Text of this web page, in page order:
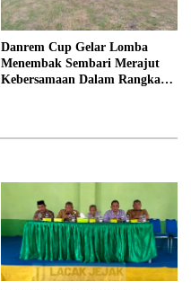
Danrem Cup Gelar Lomba
Menembak Sembari Merajut
Kebersamaan Dalam Rangka